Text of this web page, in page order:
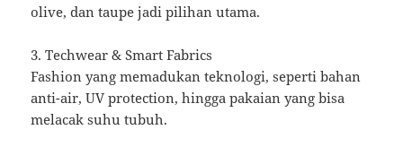
olive, dan taupe jadi pilihan utama.
3. Techwear & Smart Fabrics
Fashion yang memadukan teknologi, seperti bahan
anti-air, UV protection, hingga pakaian yang bisa
melacak suhu tubuh.